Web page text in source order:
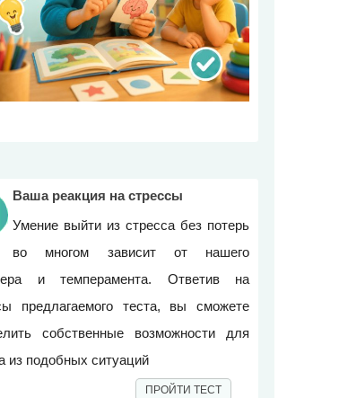
Ваша реакция на стрессы
Умение выйти из стресса без потерь
во многом зависит от нашего
и темперамента. Ответив на
предлагаемого теста, вы сможете
собственные возможности для
из подобных ситуаций
ПРОЙТИ ТЕСТ